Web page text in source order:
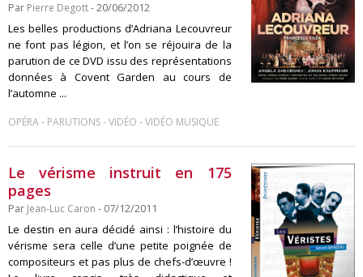
Par Pierre Degott- 20/06/2012
Les belles productions d’Adriana Lecouvreur
ne font pas légion, et l’on se réjouira de la
parution de ce DVD issu des représentations
données à Covent Garden au cours de
l’automne ...
OPÉRA- PARUTIONS-VIDÉO -VIDÉO MUSIQUE
Le vérisme instruit en 175
pages
Par Jean-Luc Caron - 07/12/2011
Le destin en aura décidé ainsi : l’histoire du
vérisme sera celle d’une petite poignée de
compositeurs et pas plus de chefs-d’œuvre !